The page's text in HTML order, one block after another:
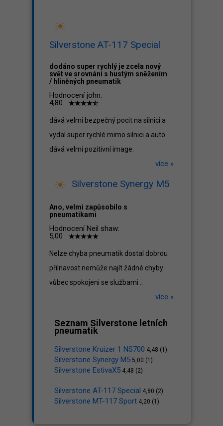
Silverstone AT-117 Special
dodáno super rychlý je zcela nový
svět ve srovnání s hustým sněžením
/ hliněných pneumatik
Hodnocení john:
4,80
dává velmi bezpečný pocit na silnici a
vydal super rychlé mimo silnici a auto
dává velmi pozitivní image.
více »
Silverstone Synergy M5
Ano, velmi zapůsobilo s
pneumatikami
Hodnocení Neil shaw:
5,00
Nelze chyba pneumatik dostal dobrou
přilnavost nemůže najít žádné chyby
vůbec spokojeni se službami ..
více »
Seznam Silverstone letních
pneumatik
Silverstone Kruizer 1 NS700 4,48 (1)
Silverstone Synergy M5 5,00 (1)
Silverstone EstivaX5 4,48 (2)
Silverstone AT-117 Special 4,80 (2)
Silverstone MT-117 Sport 4,20 (1)